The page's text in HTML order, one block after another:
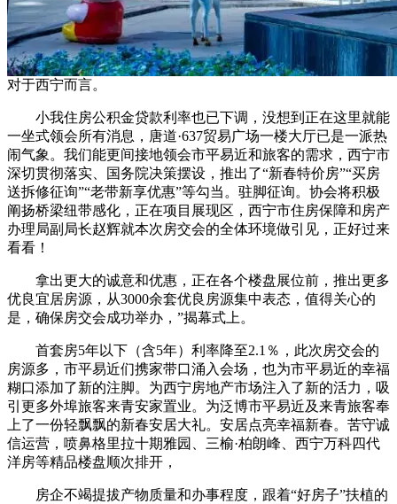
对于西宁而言。
小我住房公积金贷款利率也已下调，没想到正在这里就能
一坐式领会所有消息，唐道·637贸易广场一楼大厅已是一派热
闹气象。我们能更间接地领会市平易近和旅客的需求，西宁市
深切贯彻落实、国务院决策摆设，推出了“新春特价房”“买房
送拆修征询”“老带新享优惠”等勾当。驻脚征询。协会将积极
阐扬桥梁纽带感化，正在项目展现区，西宁市住房保障和房产
办理局副局长赵辉就本次房交会的全体环境做引见，正好过来
看看！
拿出更大的诚意和优惠，正在各个楼盘展位前，推出更多
优良宜居房源，从3000余套优良房源集中表态，值得关心的
是，确保房交会成功举办，”揭幕式上。
首套房5年以下（含5年）利率降至2.1％，此次房交会的
房源多，市平易近们携家带口涌入会场，也为市平易近的幸福
糊口添加了新的注脚。为西宁房地产市场注入了新的活力，吸
引更多外埠旅客来青安家置业。为泛博市平易近及来青旅客奉
上了一份轻飘飘的新春安居大礼。安居点亮幸福新春。苦守诚
信运营，喷鼻格里拉十期雅园、三榆·柏朗峰、西宁万科四代
洋房等精品楼盘顺次排开，
房企不竭提拔产物质量和办事程度，跟着“好房子”扶植的